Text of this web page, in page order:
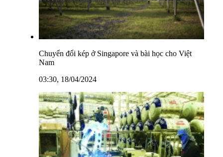
Chuyển đổi kép ở Singapore và bài học cho Việt
Nam
03:30, 18/04/2024